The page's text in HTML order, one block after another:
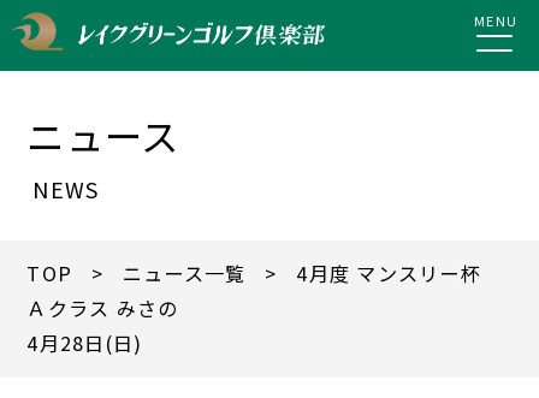
MENU
ニュース
NEWS
TOP > ニュース一覧
> 4月度 マンスリー杯
Ａクラス みさの
4月28日(日)